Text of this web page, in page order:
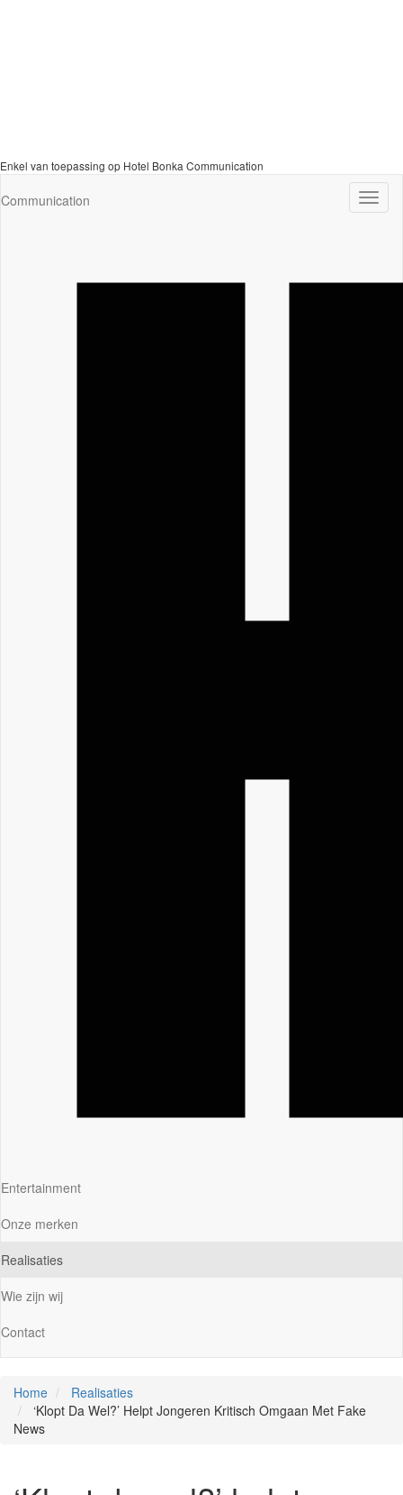
Enkel van toepassing op Hotel Bonka Communication
Communication
Entertainment
Onze merken
Realisaties
Wie zijn wij
Contact
Home
Realisaties
‘Klopt Da Wel?’ Helpt Jongeren Kritisch Omgaan Met Fake
News